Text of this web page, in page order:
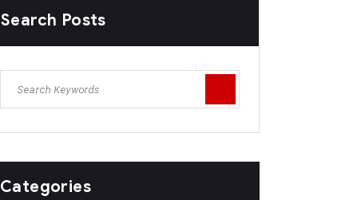
Search Posts
Categories